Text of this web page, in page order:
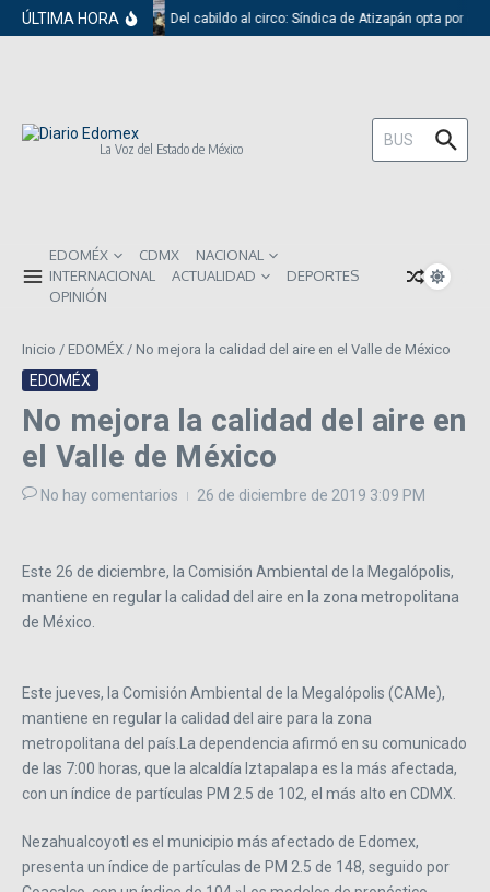
Saltar al contenido
ÚLTIMA HORA Del cabildo al circo: Síndica de Atizapán opta por el
La Voz del Estado de México
Buscar:
EDOMÉX CDMX
NACIONAL
INTERNACIONAL
ACTUALIDAD
DEPORTES
OPINIÓN
Inicio / EDOMÉX / No mejora la calidad del aire en el Valle de México
EDOMÉX
No mejora la calidad del aire en
el Valle de México
No hay comentarios 26 de diciembre de 2019 3:09 PM
Este 26 de diciembre, la Comisión Ambiental de la Megalópolis,
mantiene en regular la calidad del aire en la zona metropolitana
de México.
Este jueves, la Comisión Ambiental de la Megalópolis (CAMe),
mantiene en regular la calidad del aire para la zona
metropolitana del país.La dependencia afirmó en su comunicado
de las 7:00 horas, que la alcaldía Iztapalapa es la más afectada,
con un índice de partículas PM 2.5 de 102, el más alto en CDMX.
Nezahualcoyotl es el municipio más afectado de Edomex,
presenta un índice de partículas de PM 2.5 de 148, seguido por